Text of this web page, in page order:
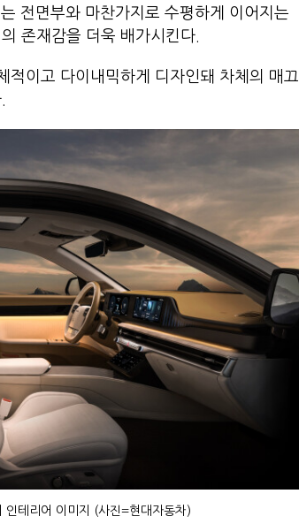
전면부와 마찬가지로 수평하게 이어지는
존재감을 더욱 배가시킨다.
이고 다이내믹하게 디자인돼 차체의 매끄
인테리어 이미지 (사진=현대자동차)